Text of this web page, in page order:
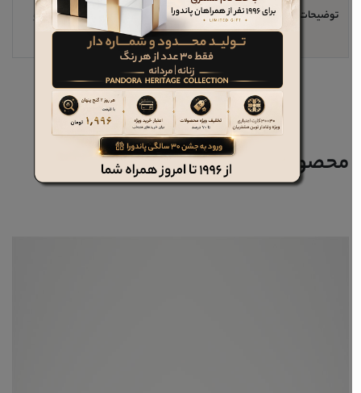
توضیحات مهم
اندازه پاشنه حدود 4 سانتیمتر مناسب برای مجالس و
محیط کار
محصولات مرتبط